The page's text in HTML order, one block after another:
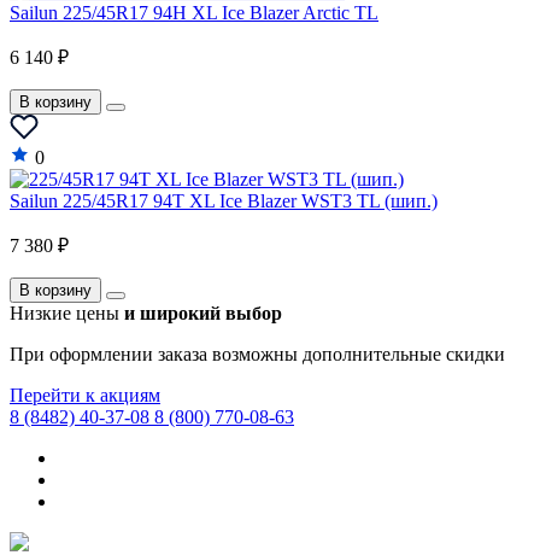
Proton
Ram
Renault
Rolls-Royce
Saturn
Sailun 225/45R17 94H XL Ice Blazer Arctic TL
6 140 ₽
В корзину
0
Sailun 225/45R17 94T XL Ice Blazer WST3 TL (шип.)
7 380 ₽
В корзину
Низкие цены и широкий выбор
При оформлении заказа возможны дополнительные скидки
Перейти к акциям
8 (8482) 40-37-08 8 (800) 770-08-63